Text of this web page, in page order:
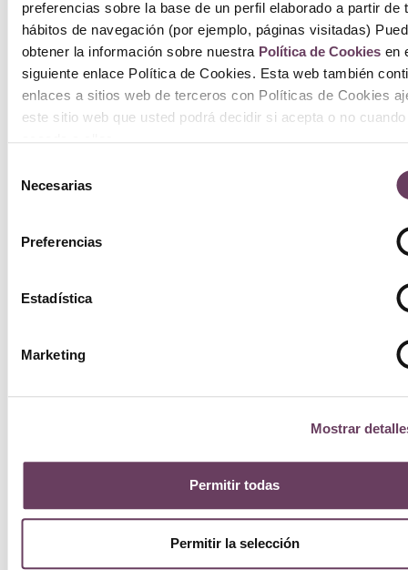
preferencias sobre la base de un perfil elaborado a partir de
hábitos de navegación (por ejemplo, páginas visitadas)
obtener la información sobre nuestra Política de Cookiesen
siguiente enlace Política de Cookies. Esta web también
enlaces a sitios web de terceros con Políticas de Cookies
este sitio web que usted podrá decidir si acepta o no cuando
Necesarias
Preferencias
Estadística
Marketing
Mostrar
Permitir todas
Permitir la selección